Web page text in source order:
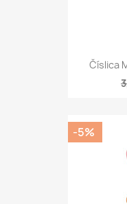
Číslica
-5%